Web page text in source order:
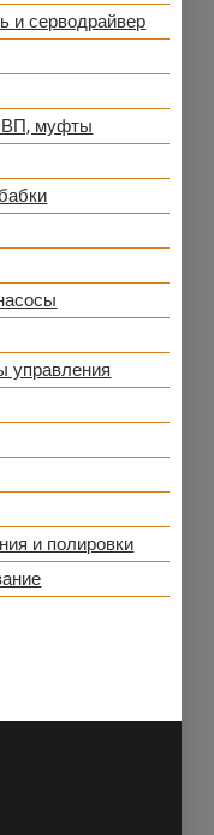
и серводрайвер
муфты
управления
и полировки